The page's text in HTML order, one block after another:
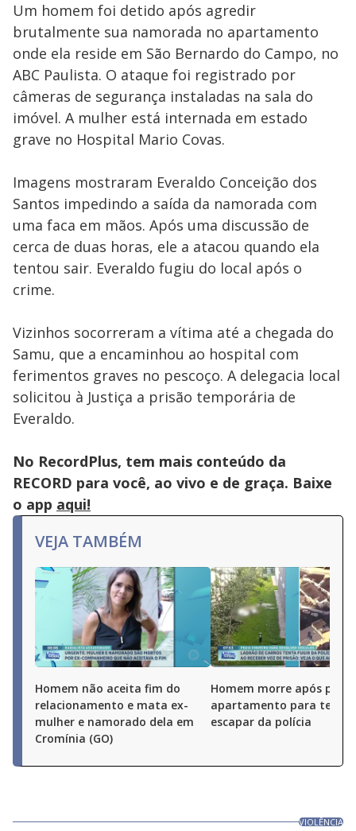
fim do
relacionamento e
mata ex-mulher e
namorado dela em
Cromínia (GO)
Um homem foi detido após agredir
brutalmente sua namorada no apartamento
onde ela reside em São Bernardo do Campo, no
ABC Paulista. O ataque foi registrado por
câmeras de segurança instaladas na sala do
imóvel. A mulher está internada em estado
grave no Hospital Mario Covas.
Imagens mostraram Everaldo Conceição dos
Santos impedindo a saída da namorada com
uma faca em mãos. Após uma discussão de
cerca de duas horas, ele a atacou quando ela
tentou sair. Everaldo fugiu do local após o
crime.
Vizinhos socorreram a vítima até a chegada do
Samu, que a encaminhou ao hospital com
ferimentos graves no pescoço. A delegacia local
solicitou à Justiça a prisão temporária de
Everaldo.
No RecordPlus, tem mais conteúdo da
RECORD para você, ao vivo e de graça. Baixe
o app aqui!
VEJA TAMBÉM
Homem não aceita fim do
relacionamento e mata ex-
mulher e namorado dela em
Cromínia (GO)
Homem morre após
apartamento para tentar
escapar da polícia
VIOLÊNCIA